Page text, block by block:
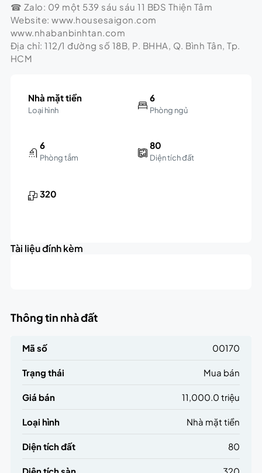
☎ Zalo: 09 một 539 sáu sáu 11 BĐS Thiện Tâm
Website: www.housesaigon.com
www.nhabanbinhtan.com
Địa chỉ: 112/1 đường số 18B, P. BHHA, Q. Bình Tân, Tp.
HCM
Nhà mặt tiền
Loại hình
6
Phòng ngủ
6
Phòng tắm
80
Diện tích đất
320
Tài liệu đính kèm
Thông tin nhà đất
Mã số 00170
Trạng thái Mua bán
Giá bán 11,000.0 triệu
Loại hình Nhà mặt tiền
Diện tích đất 80
Diện tích sàn 320